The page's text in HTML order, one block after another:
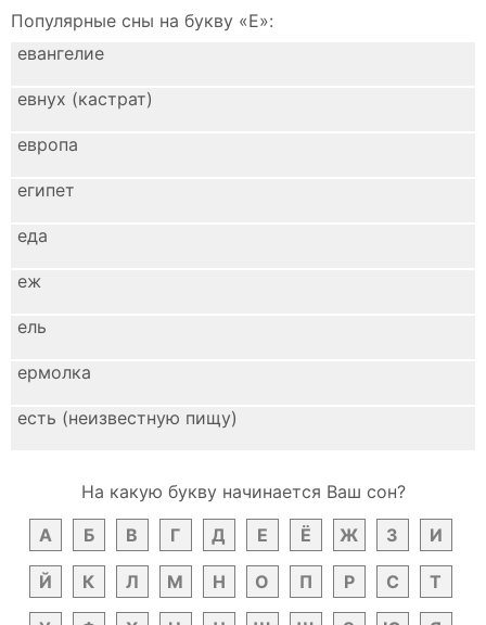
Популярные сны на букву «Е»:
евангелие
евнух (кастрат)
европа
египет
еда
еж
ель
ермолка
есть (неизвестную пищу)
На какую букву начинается Ваш сон?
А
Б В Г Д Е Ё Ж З И
Й К Л М Н О П Р С Т